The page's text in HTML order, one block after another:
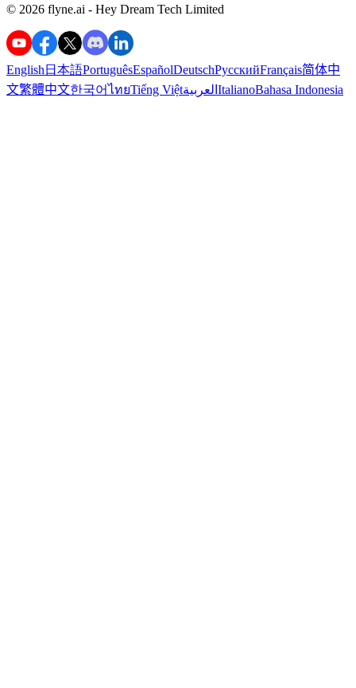
©️ 2026 flyne.ai - Hey Dream Tech Limited
English日本語PortuguêsEspañolDeutschРусскийFrançais简体中
文繁體中文한국어ไทยTiếng Việtالعربية ItalianoBahasa Indonesia